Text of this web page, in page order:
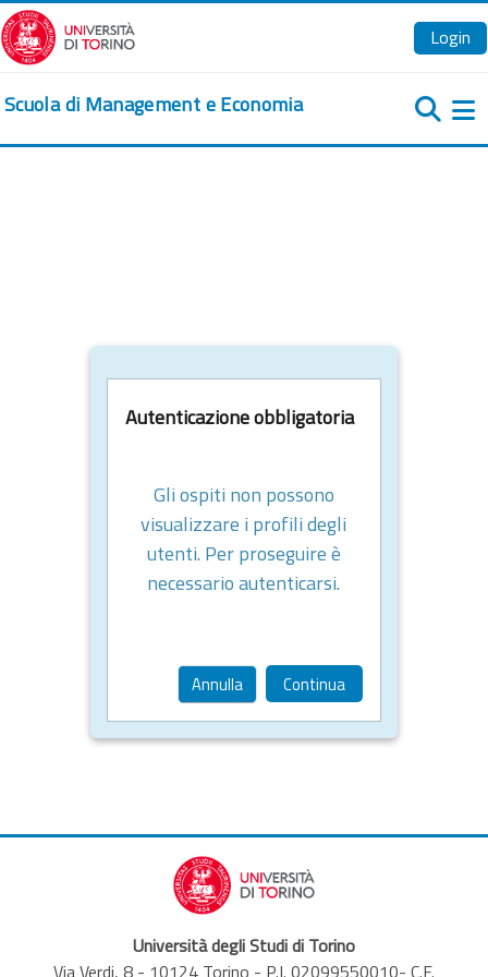
Vai al contenuto principale
Login
Scuola di Management e Economia
Autenticazione obbligatoria
Gli ospiti non possono
visualizzare i profili degli
utenti. Per proseguire è
necessario autenticarsi.
Annulla Continua
Università degli Studi di Torino
Via Verdi, 8 - 10124 Torino - P.I. 02099550010- C.F.